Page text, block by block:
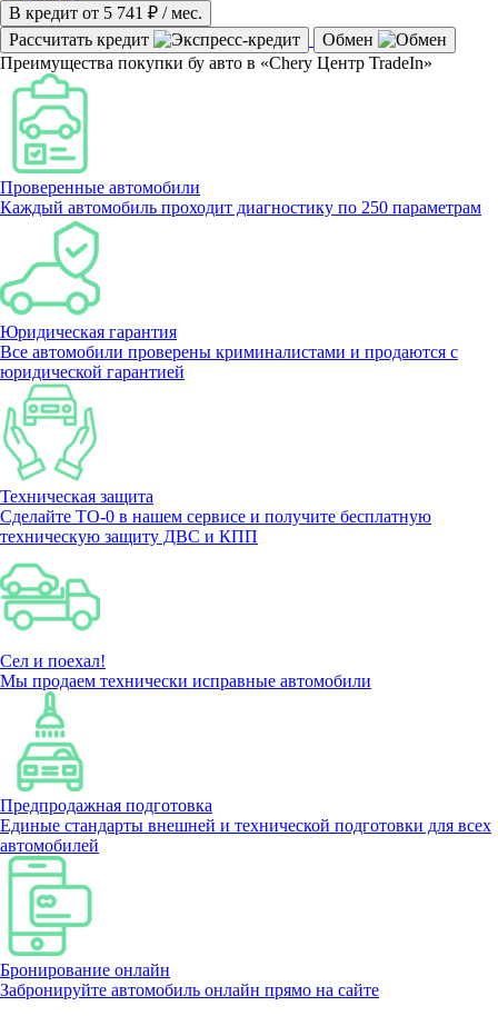
В кредит от 5 741 ₽ / мес.
Рассчитать кредит
Обмен
Преимущества покупки бу авто в «Chery Центр TradeIn»
Проверенные автомобили
Каждый автомобиль проходит диагностику по 250 параметрам
Юридическая гарантия
Все автомобили проверены криминалистами и продаются с
юридической гарантией
Техническая защита
Сделайте ТО-0 в нашем сервисе и получите бесплатную
техническую защиту ДВС и КПП
Сел и поехал!
Мы продаем технически исправные автомобили
Предпродажная подготовка
Единые стандарты внешней и технической подготовки для всех
автомобилей
Бронирование онлайн
Забронируйте автомобиль онлайн прямо на сайте